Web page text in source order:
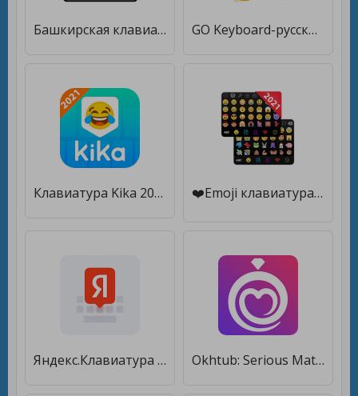
Башкирская клавиатура [Unlocked] GO Keyboard-русский Клавиатура [Полная версия]
Клавиатура Kika 2021 - эмоджи, смайлики, GIF [Полная версия] ❤️Emoji клавиатура - милые смайлики, GIF, стикеры [Premium]
Яндекс.Клавиатура [Premium] Okhtub: Serious Matchmaking for Marriage ONLY [Полная версия]